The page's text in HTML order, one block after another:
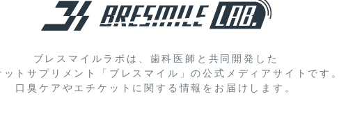
ブレスマイルラボは、歯科医師と共同開発した
ットサプリメント「ブレスマイル」の公式メディアサイトです。
口臭ケアやエチケットに関する情報をお届けします。